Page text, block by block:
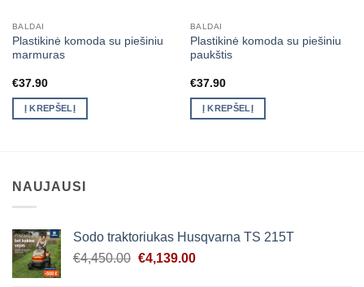
BALDAI
Plastikinė komoda su piešiniu
marmuras
€37.90
Į KREPŠELĮ
BALDAI
Plastikinė komoda su piešiniu
paukštis
€37.90
Į KREPŠELĮ
NAUJAUSI
Sodo traktoriukas Husqvarna TS 215T
€4,450.00 Original
€4,139.00Current